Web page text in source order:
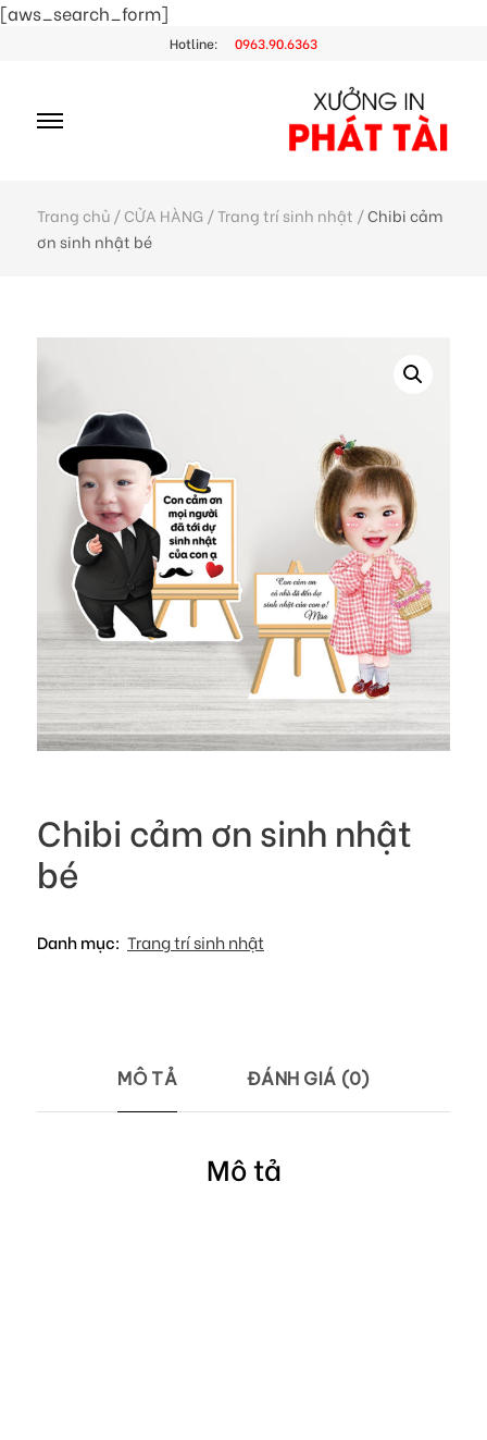
[aws_search_form]
Hotline: 0963.90.6363
Trang chủ /CỬA HÀNG /Trang trí sinh nhật /Chibi cảm
ơn sinh nhật bé
Chibi cảm ơn sinh nhật
bé
Danh mục: Trang trí sinh nhật
MÔ TẢ ĐÁNH GIÁ (0)
Mô tả